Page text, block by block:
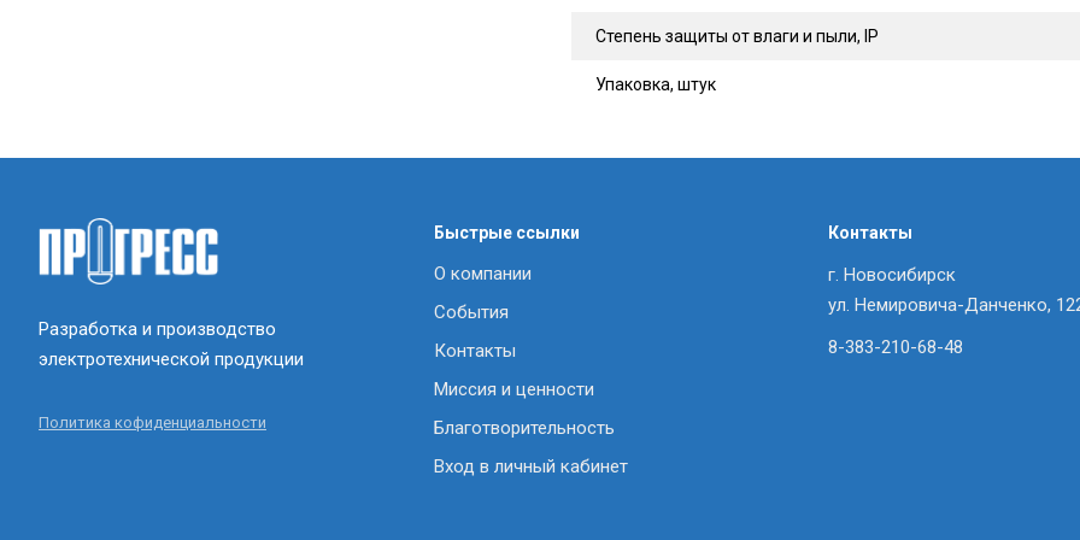
Степень защиты от влаги и пыли, IP
Упаковка, штук
Разработка и производство
электротехнической продукции
Политика кофиденциальности
Быстрые ссылки
О компании
События
Контакты
Миссия и ценности
Благотворительность
Вход в личный кабинет
Контакты
г. Новосибирск
ул. Немировича-Данченко,
8-383-210-68-48